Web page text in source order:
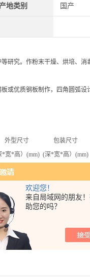
欢迎您！
来自局域网的朋友
助您的吗？
产地类别 国产
研究。作粉末干燥、烘培、
或优质钢板制作，四角圆弧设
外型尺寸 包装尺寸
*宽*高）(mm) (深*宽*高）(mm)
505×705×525 660×810×650
585×600×845 770×770×980